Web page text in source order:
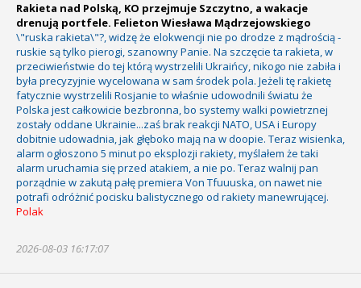
Rakieta nad Polską, KO przejmuje Szczytno, a wakacje
drenują portfele. Felieton Wiesława Mądrzejowskiego
\"ruska rakieta\"?, widzę że elokwencji nie po drodze z mądrością -
ruskie są tylko pierogi, szanowny Panie. Na szczęcie ta rakieta, w
przeciwieństwie do tej którą wystrzelili Ukraińcy, nikogo nie zabiła i
była precyzyjnie wycelowana w sam środek pola. Jeżeli tę rakietę
fatycznie wystrzelili Rosjanie to właśnie udowodnili światu że
Polska jest całkowicie bezbronna, bo systemy walki powietrznej
zostały oddane Ukrainie...zaś brak reakcji NATO, USA i Europy
dobitnie udowadnia, jak głęboko mają na w doopie. Teraz wisienka,
alarm ogłoszono 5 minut po eksplozji rakiety, myślałem że taki
alarm uruchamia się przed atakiem, a nie po. Teraz walnij pan
porządnie w zakutą pałę premiera Von Tfuuuska, on nawet nie
potrafi odróżnić pocisku balistycznego od rakiety manewrującej.
Polak
2026-08-03 16:17:07